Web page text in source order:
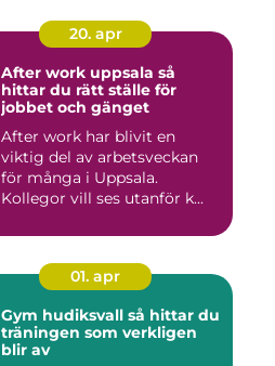
20. apr
After work uppsala så
hittar du rätt ställe för
jobbet och gänget
After work har blivit en
viktig del av arbetsveckan
för många i Uppsala.
Kollegor vill ses utanför k...
01. apr
Gym hudiksvall så hittar du
träningen som verkligen
blir av